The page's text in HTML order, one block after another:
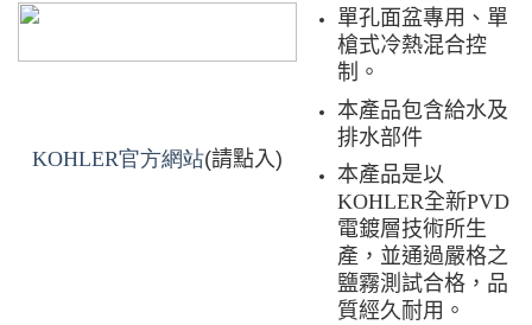
KOHLER官方網站(請點入)
單孔面盆專用、單
槍式冷熱混合控
制。
本產品包含給水及
排水部件
本產品是以
KOHLER全新PVD
電鍍層技術所生
產，並通過嚴格之
鹽霧測試合格，品
質經久耐用。